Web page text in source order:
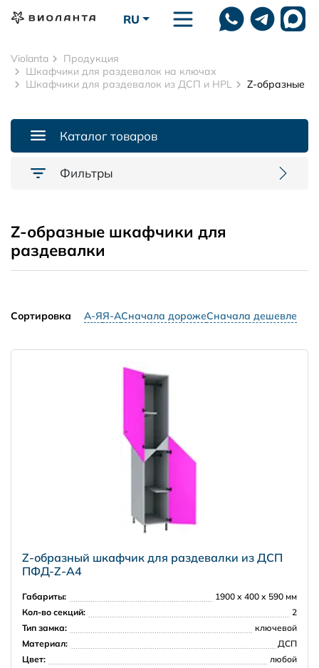
RU
Violanta
Продукция
Шкафчики для раздевалок на ключах
Шкафчики для раздевалок из ДСП и HPL
Z-образные
Z-образные шкафчики для
раздевалки
Сортировка А-ЯЯ-АСначала дорожеСначала дешевле
Z-образный шкафчик для раздевалки из ДСП
ПФД-Z-А4
Габариты:
1900 х 400 х 590 мм
Кол-во секций:
2
Тип замка:
ключевой
Материал:
ДСП
Цвет:
любой
Каталог товаров
Фильтры